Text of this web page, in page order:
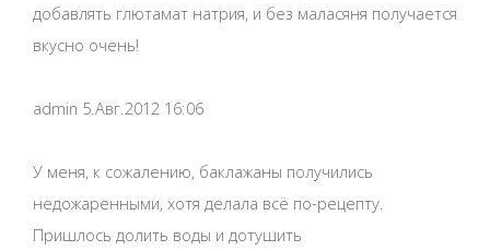
добавлять глютамат натрия, и без маласяня получается
вкусно очень!
admin 5.Авг.2012 16:06
У меня, к сожалению, баклажаны получились
недожаренными, хотя делала всё по-рецепту.
Пришлось долить воды и дотушить